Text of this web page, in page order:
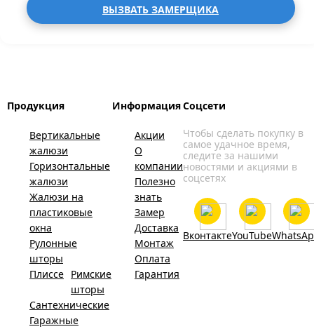
ВЫЗВАТЬ ЗАМЕРЩИКА
Продукция
Вертикальные
жалюзи
Горизонтальные
жалюзи
Жалюзи на
пластиковые
окна
Рулонные
шторы
Плиссе Римские
шторы
Сантехнические
Гаражные
Информация
Акции
О
компании
Полезно
знать
Замер
Доставка
Монтаж
Оплата
Гарантия
Соцсети
Чтобы сделать покупку в
самое удачное время,
следите за нашими
новостями и акциями в
соцсетях
ВконтактеYouTube